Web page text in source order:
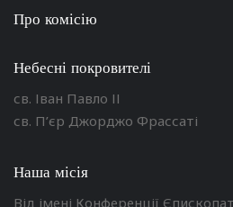
Про комісію
Небесні покровителі
св. Іван Павло ІІ
св. П’єр Джорджо Фрассаті
Наша місія
Від імені Конференції